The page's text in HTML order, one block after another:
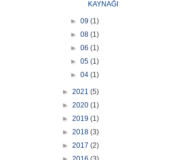
KAYNAĞI
►09(1)
►08(1)
►06(1)
►05(1)
►04(1)
► 2021 (5)
► 2020 (1)
► 2019 (1)
► 2018 (3)
► 2017 (2)